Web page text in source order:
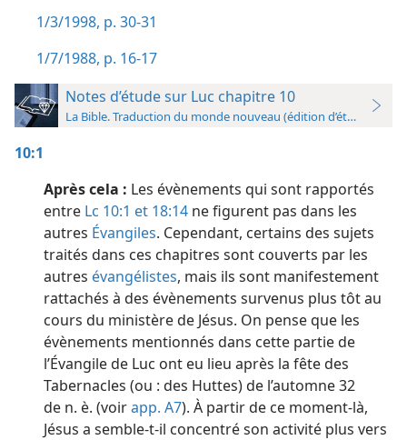
1/3/1998, p. 30-31
1/7/1988, p. 16-17
Notes d’étude sur Luc chapitre 10
La Bible. Traduction du monde nouveau (édition d’étude)
10:1
Après cela : Les évènements qui sont rapportés
entre Lc 10:1 et 18:14 ne figurent pas dans les
autres Évangiles. Cependant, certains des sujets
traités dans ces chapitres sont couverts par les
autres évangélistes, mais ils sont manifestement
rattachés à des évènements survenus plus tôt au
cours du ministère de Jésus. On pense que les
évènements mentionnés dans cette partie de
l’Évangile de Luc ont eu lieu après la fête des
Tabernacles (ou : des Huttes) de l’automne 32
de n. è. (voirapp. A7). À partir de ce moment-là,
Jésus a semble-t-il concentré son activité plus vers